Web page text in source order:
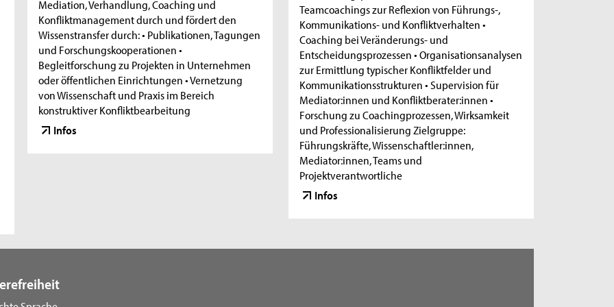
Teamcoachings zur Reflexion von Führungs-,
Kommunikations- und Konfliktverhalten •
Coaching bei Veränderungs- und
Entscheidungsprozessen • Organisationsanalysen
zur Ermittlung typischer Konfliktfelder und
Kommunikationsstrukturen • Supervision für
Mediator:innen und Konfliktberater:innen •
Forschung zu Coachingprozessen, Wirksamkeit
und Professionalisierung Zielgruppe:
Führungskräfte, Wissenschaftler:innen,
Mediator:innen, Teams und
Projektverantwortliche
Infos
Mediation, Verhandlung, Coaching und
Konfliktmanagement durch und fördert den
Wissenstransfer durch: • Publikationen, Tagungen
und Forschungskooperationen •
Begleitforschung zu Projekten in Unternehmen
oder öffentlichen Einrichtungen • Vernetzung
von Wissenschaft und Praxis im Bereich
konstruktiver Konfliktbearbeitung
Infos